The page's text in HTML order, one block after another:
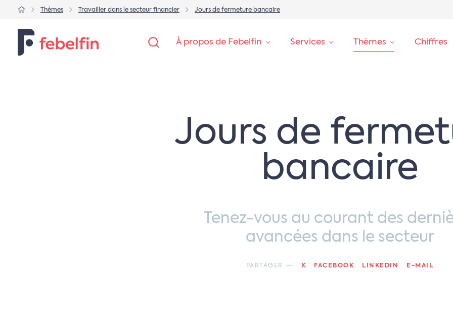
Thèmes Travailler dans le secteur financier Jours de fermeture bancaire
À propos de Febelfin Services Thèmes Chiffres
Jours de
bancaire
Tenez-vous au courant des
avancées dans le secteur
PARTAGER X FACEBOOK LINKEDIN E-MAIL